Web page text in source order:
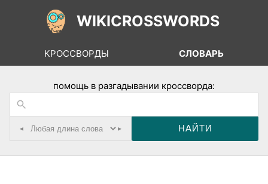
WIKICROSSWORDS
КРОССВОРДЫ СЛОВАРЬ
помощь в разгадывании кроссворда:
◂ ▸